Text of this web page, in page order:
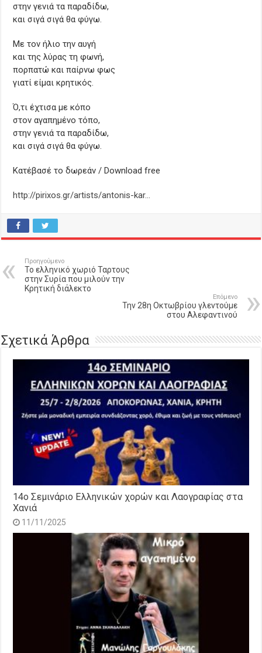
στην γενιά τα παραδίδω,
και σιγά σιγά θα φύγω.
Με τον ήλιο την αυγή
και της λύρας τη φωνή,
πορπατώ και παίρνω φως
γιατί είμαι κρητικός.
Ό,τι έχτισα με κόπο
στον αγαπημένο τόπο,
στην γενιά τα παραδίδω,
και σιγά σιγά θα φύγω.
Κατέβασέ το δωρεάν / Download free
http://pirixos.gr/artists/antonis-kar…
Προηγούμενο
Το ελληνικό χωριό Ταρτους
στην Συρία που μιλούν την
Κρητική διάλεκτο
Επόμενο
Την 28η Οκτωβρίου γλεντούμε
στου Αλεφαντινού
Σχετικά Άρθρα
14o Σεμινάριο Ελληνικών χορών και Λαογραφίας στα
Χανιά
11/11/2025